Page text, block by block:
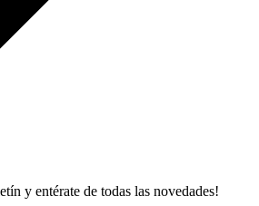
y entérate de todas las novedades!